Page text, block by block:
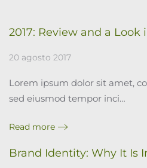
2017: Review and a Look
20 agosto 2017
Lorem ipsum dolor sit amet,
sed eiusmod tempor inci…
Read more
Brand Identity: Why It Is